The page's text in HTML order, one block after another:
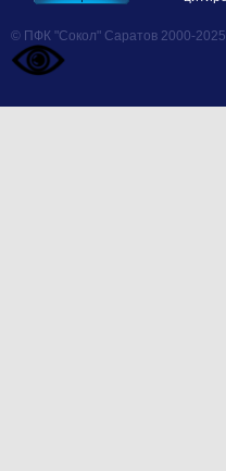
© ПФК "Сокол" Саратов 2000-2025